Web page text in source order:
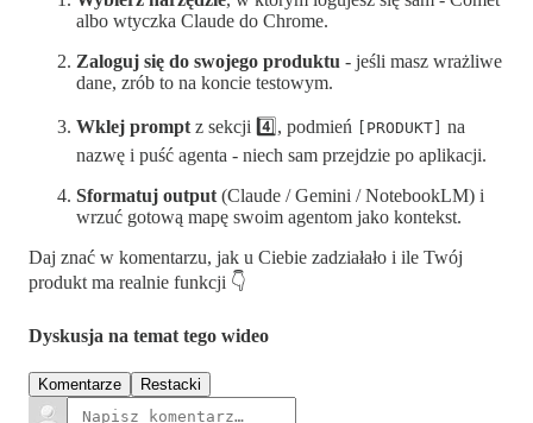
albo wtyczka Claude do Chrome.
Zaloguj się do swojego produktu - jeśli masz wrażliwe
dane, zrób to na koncie testowym.
Wklej prompt z sekcji 4️⃣, podmień [PRODUKT] na
nazwę i puść agenta - niech sam przejdzie po aplikacji.
Sformatuj output (Claude / Gemini / NotebookLM) i
wrzuć gotową mapę swoim agentom jako kontekst.
Daj znać w komentarzu, jak u Ciebie zadziałało i ile Twój
produkt ma realnie funkcji 👇
Dyskusja na temat tego wideo
Komentarze Restacki